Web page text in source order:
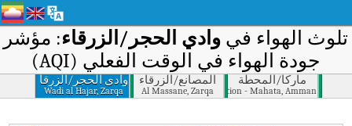
تلوث الهواء في وادي اﻟﺤﺠﺮ/اﻟﺰرﻗﺎء: مؤشر
جودة الهواء في الوقت الفعلي (AQI)
وادي اﻟﺤﺠﺮ/اﻟﺰرﻗﺎء
Wadi al Hajar, Zarqa
اﻟﻤﺼﺎﻧﻊ/اﻟﺰرﻗﺎء
Al Massane, Zarqa
ﻣﺎرﻛﺎ/اﻟﻤﺤﻄﺔ
Railway Station - Mahata, Amman